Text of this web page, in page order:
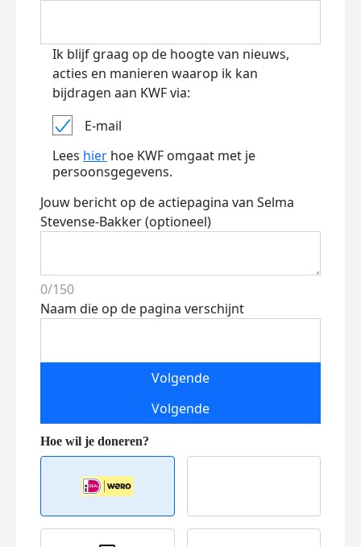
Ik blijf graag op de hoogte van nieuws,
acties en manieren waarop ik kan
bijdragen aan KWF via:
E-mail
Lees hier hoe KWF omgaat met je
persoonsgegevens.
Jouw bericht op de actiepagina van Selma
Stevense-Bakker (optioneel)
0/150
Naam die op de pagina verschijnt
Volgende
Volgende